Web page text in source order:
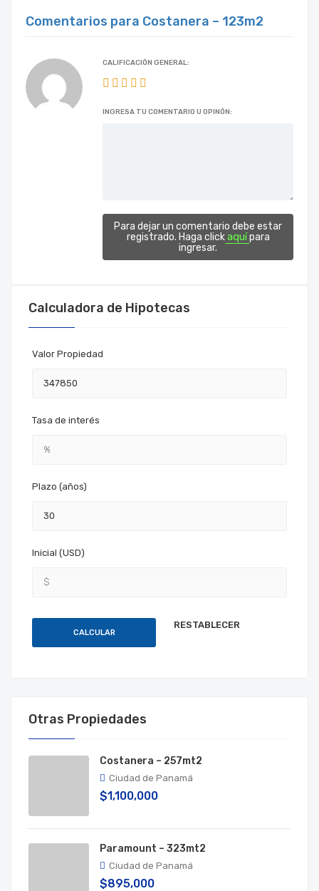
Comentarios para Costanera – 123m2
CALIFICACIÓN GENERAL:
INGRESA TU COMENTARIO U OPINÓN:
Para dejar un comentario debe estar
registrado. Haga click aquí para
ingresar.
Calculadora de Hipotecas
Valor Propiedad
Tasa de interés
Plazo (años)
Inicial (USD)
CALCULAR
Otras Propiedades
Costanera – 257mt2
Ciudad de Panamá
$1,100,000
Paramount – 323mt2
Ciudad de Panamá
$895,000